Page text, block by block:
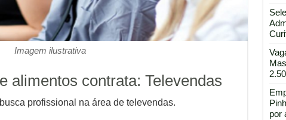
Imagem ilustrativa
alimentos contrata: Televendas
profissional na área de televendas.
por